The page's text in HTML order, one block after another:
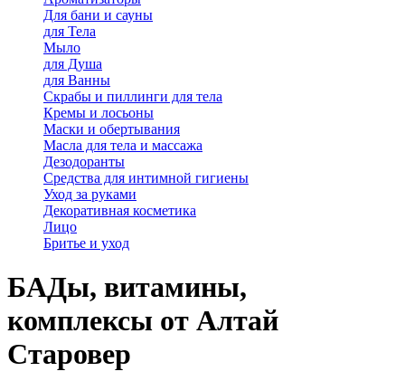
Для бани и сауны
для Тела
Мыло
для Душа
для Ванны
Скрабы и пиллинги для тела
Кремы и лосьоны
Маски и обертывания
Масла для тела и массажа
Дезодоранты
Средства для интимной гигиены
Уход за руками
Декоративная косметика
Лицо
Бритье и уход
БАДы, витамины,
комплексы от Алтай
Старовер